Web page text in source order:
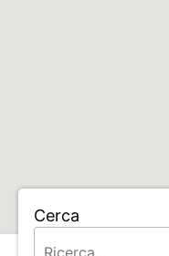
Cerca
Home ALLEVAMENTO